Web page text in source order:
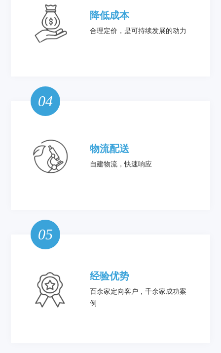
降低成本
合理定价，是可持续发展的动力
物流配送
自建物流，快速响应
04
经验优势
百余家定向客户，千余家成功案
例
05